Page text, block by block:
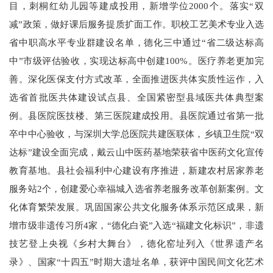
目，刺桐红幼儿园等建成投用，新增学位2000个。落实“双
减”政策，做好课后服务提质扩面工作。职校工艺美术专业入选
省中职高水平专业群建设名单，德化三中通过“省二级达标高
中”市级评估验收，实现达标高中创建100%。医疗养老更加完
善。深化医保支付方式改革，全面推进医共体实质性运作，入
选省首批医共体建设试点县、全国紧密型县域医共体典型案
例。县医院医技楼、第三医院建成投用。县医院通过省第一批
卒中中心验收，与深圳大学总医院共建医联体，乡镇卫生院“双
达标”建设全面完成，戴云山中医药基地荣获省中医药文化宣传
教育基地。县社会福利中心建设有序推进，新建农村居家养老
服务站2个，创建爱心幸福城入选省养老服务改革创新案例。文
化体育繁荣发展。巩固国家公共文化服务体系示范区成果，新
增市级非遗传习所4家，“德化白瓷”入选“福建文化标识”，非遗
技艺登上央视《乡村大舞台》，德化窑址列入《世界遗产名
录》、国家“十四五”时期大遗址名单，获评中国民间文化艺术